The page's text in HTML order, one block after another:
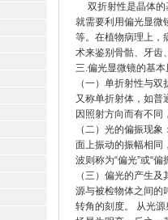
双折射性是晶体的
就需要利用偏光显微
等。在植物病理上，
术来鉴别骨骷、牙齿
三.偏光显微镜的基本
（一）单折射性与
又称单折射体，如普
因照射方向而有不同
（二）光的偏振现
面上振动的振幅相同
波则称为“偏光”或“偏
（三）偏光的产生
源与被检物体之间的
转角的刻度。 从光